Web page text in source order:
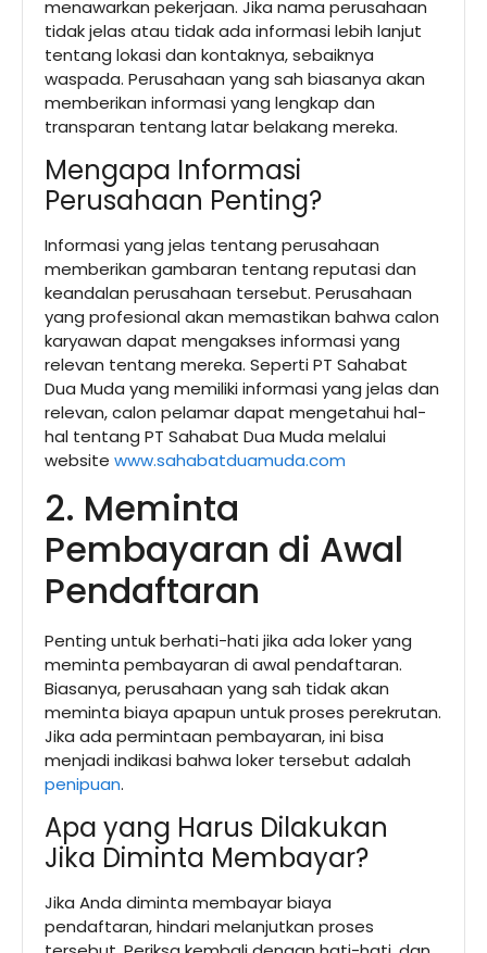
menawarkan pekerjaan. Jika nama perusahaan
tidak jelas atau tidak ada informasi lebih lanjut
tentang lokasi dan kontaknya, sebaiknya
waspada. Perusahaan yang sah biasanya akan
memberikan informasi yang lengkap dan
transparan tentang latar belakang mereka.
Mengapa Informasi
Perusahaan Penting?
Informasi yang jelas tentang perusahaan
memberikan gambaran tentang reputasi dan
keandalan perusahaan tersebut. Perusahaan
yang profesional akan memastikan bahwa calon
karyawan dapat mengakses informasi yang
relevan tentang mereka. Seperti PT Sahabat
Dua Muda yang memiliki informasi yang jelas dan
relevan, calon pelamar dapat mengetahui hal-
hal tentang PT Sahabat Dua Muda melalui
website www.sahabatduamuda.com
2. Meminta
Pembayaran di Awal
Pendaftaran
Penting untuk berhati-hati jika ada loker yang
meminta pembayaran di awal pendaftaran.
Biasanya, perusahaan yang sah tidak akan
meminta biaya apapun untuk proses perekrutan.
Jika ada permintaan pembayaran, ini bisa
menjadi indikasi bahwa loker tersebut adalah
penipuan.
Apa yang Harus Dilakukan
Jika Diminta Membayar?
Jika Anda diminta membayar biaya
pendaftaran, hindari melanjutkan proses